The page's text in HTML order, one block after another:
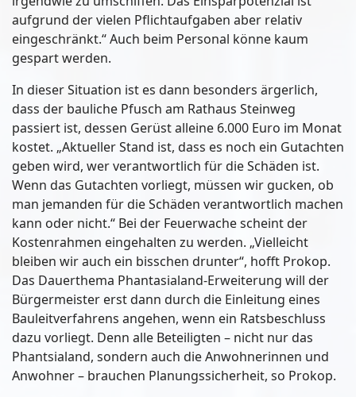
aufgrund der vielen Pflichtaufgaben aber relativ
eingeschränkt.“ Auch beim Personal könne kaum
gespart werden.
In dieser Situation ist es dann besonders ärgerlich,
dass der bauliche Pfusch am Rathaus Steinweg
passiert ist, dessen Gerüst alleine 6.000 Euro im Monat
kostet. „Aktueller Stand ist, dass es noch ein Gutachten
geben wird, wer verantwortlich für die Schäden ist.
Wenn das Gutachten vorliegt, müssen wir gucken, ob
man jemanden für die Schäden verantwortlich machen
kann oder nicht.“ Bei der Feuerwache scheint der
Kostenrahmen eingehalten zu werden. „Vielleicht
bleiben wir auch ein bisschen drunter“, hofft Prokop.
Das Dauerthema Phantasialand-Erweiterung will der
Bürgermeister erst dann durch die Einleitung eines
Bauleitverfahrens angehen, wenn ein Ratsbeschluss
dazu vorliegt. Denn alle Beteiligten – nicht nur das
Phantsialand, sondern auch die Anwohnerinnen und
Anwohner – brauchen Planungssicherheit, so Prokop.